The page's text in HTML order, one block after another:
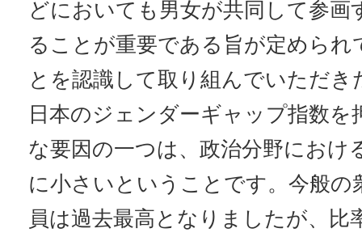
どにおいても男女が共同して参画
ることが重要である旨が定められ
とを認識して取り組んでいただき
日本のジェンダーギャップ指数を
な要因の一つは、政治分野におけ
に小さいということです。今般の
員は過去最高となりましたが、比